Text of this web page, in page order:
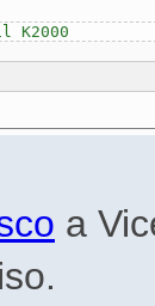
K2000
a